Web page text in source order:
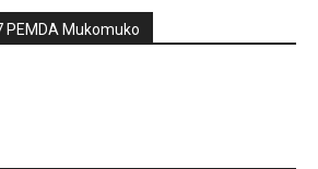
PEMDA Mukomuko